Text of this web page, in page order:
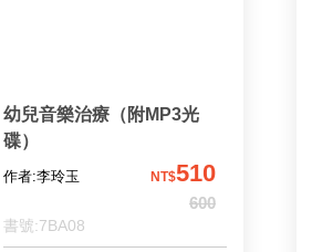
幼兒音樂治療（附MP3光
碟）
作者:李玲玉 NT$510
600
書號:7BA08